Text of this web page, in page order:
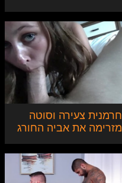
חרמנית צעירה וסוטה
מזרימה את אביה החורג